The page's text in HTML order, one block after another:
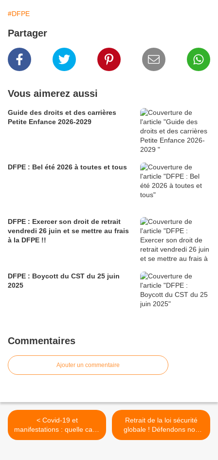
#DFPE
Partager
Vous aimerez aussi
Guide des droits et des carrières
Petite Enfance 2026-2029
DFPE : Bel été 2026 à toutes et tous
DFPE : Exercer son droit de retrait
vendredi 26 juin et se mettre au frais
à la DFPE !!
DFPE : Boycott du CST du 25 juin
2025
Commentaires
Ajouter un commentaire
< Covid-19 et
manifestations : quelle case
cocher sur l’attestation ?
Retrait de la loi sécurité
globale ! Défendons nos
droits et nos libertés